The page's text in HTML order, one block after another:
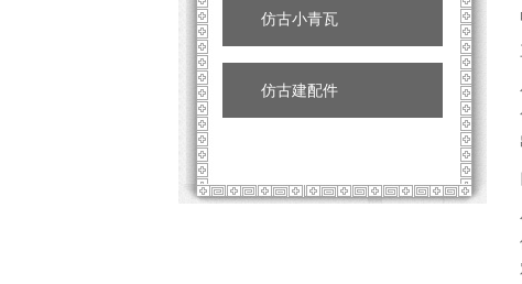
仿古小青瓦
仿古建配件